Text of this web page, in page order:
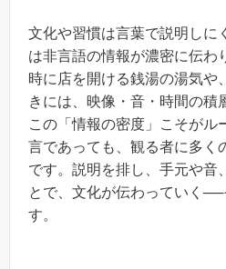
文化や習慣は言葉で説明しに
は非言語の情報が濃密に伝わ
時に店を開ける銭湯の湯気や
きには、映像・音・時間の積
この「情報の密度」こそがル
言であっても、観る者に多く
です。説明を排し、手元や音
とで、文化が伝わっていく
す。